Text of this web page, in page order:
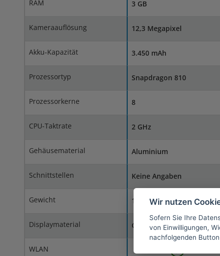
RAM 3 GB
Kameraauflösung 12,3 Megapixel
Akku-Kapazität 3.450 mAh
Prozessortyp Snapdragon 810
Prozessorkerne 8
CPU-Taktrate 2 GHz
Gehäusematerial Aluminium
Schnittstellen Keine Angaben
Gewicht 178 g
Displaymaterial Gorilla Glass 4
WLAN
Wir nutzen
Sofern Sie Ihre
von Einwilligungen,
nachfolgenden